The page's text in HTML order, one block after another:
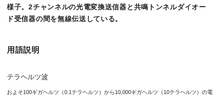
研究の内容
様子。2チャンネルの光電変換送信器と共鳴トンネルダイオー
ド受信器の間を無線伝送している。
用語説明
テラヘルツ波
およそ100ギガヘルツ（0.1テラヘルツ）から10,000ギガヘルツ（10テラヘルツ）の電